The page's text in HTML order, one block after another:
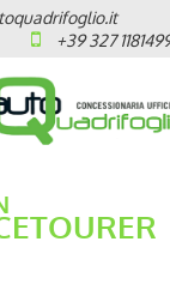
+39 327